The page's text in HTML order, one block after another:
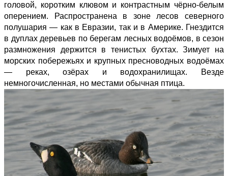
головой, коротким клювом и контрастным чёрно-белым
оперением. Распространена в зоне лесов северного
полушария — как в Евразии, так и в Америке. Гнездится
в дуплах деревьев по берегам лесных водоёмов, в сезон
размножения держится в тенистых бухтах. Зимует на
морских побережьях и крупных пресноводных водоёмах
— реках, озёрах и водохранилищах. Везде
немногочисленная, но местами обычная птица.